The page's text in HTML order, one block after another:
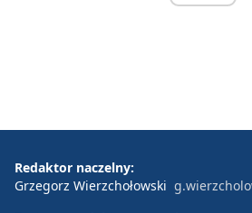
Redaktor naczelny:
Grzegorz Wierzchołowski